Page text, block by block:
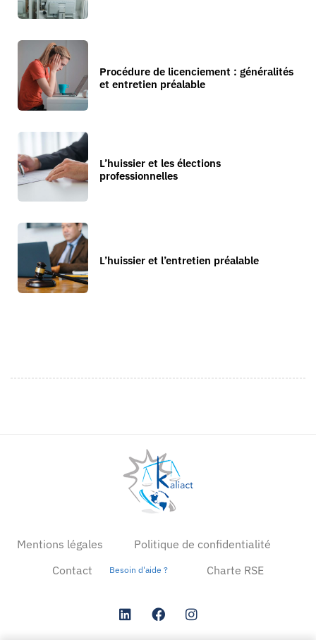
Procédure de licenciement : généralités
et entretien préalable
L’huissier et les élections
professionnelles
L’huissier et l’entretien préalable
Mentions légales
Politique de confidentialité
Contact
Besoin d'aide ? Charte RSE